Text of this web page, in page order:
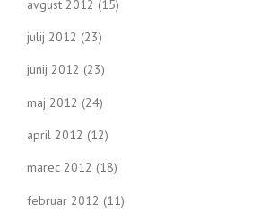
avgust 2012 (15)
julij 2012 (23)
junij 2012 (23)
maj 2012 (24)
april 2012 (12)
marec 2012 (18)
februar 2012 (11)